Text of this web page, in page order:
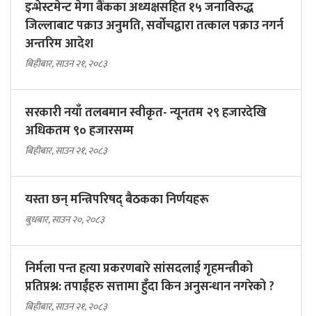
इन्भेस्टमेन्ट मेगा बैंकका अध्यक्षसहित १५ जनाविरुद्ध
जिल्लाबाट पक्राउ अनुमति, सर्वोचद्वारा तत्काल पक्राउ नगर्न
अन्तरिम आदेश
बिहीबार, साउन २१, २०८३
सरकारी नयाँ तलबमान स्वीकृत- न्यूनतम २९ हजारदेखि
अधिकतम ९० हजारसम्म
बिहीबार, साउन २१, २०८३
यस्ता छन् मन्त्रिपरिषद् बैठकका निर्णयहरू
बुधबार, साउन २०, २०८३
निर्मला पन्त हत्या प्रकरणबारे सांसदलाई गृहमन्त्रीको
प्रतिप्रश्न: तपाईंहरु सत्तामा हुँदा किन अनुसन्धान नगरेको ?
बिहीबार, साउन २१, २०८३